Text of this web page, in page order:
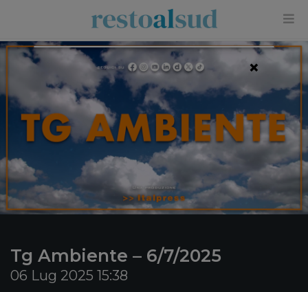
Tg Ambiente – 6/7/2025
06 Lug 2025 15:38
×